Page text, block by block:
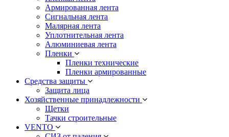
Армированная лента
Сигнальная лента
Малярная лента
Уплотнительная лента
Алюминиевая лента
Пленки
Пленки технические
Пленки армированные
Средства защиты
Защита лица
Хозяйственные принадлежности
Щетки
Тачки строительные
VENTO